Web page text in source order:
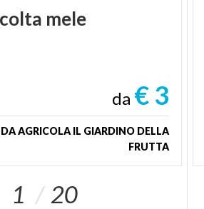
mele
da € 3
AGRICOLA IL GIARDINO DELLA
FRUTTA
1 20